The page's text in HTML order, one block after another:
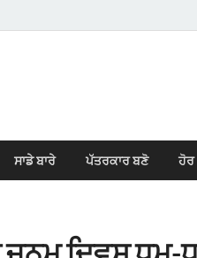
ਸਾਡੇ ਬਾਰੇ ਪੱਤਰਕਾਰ ਬਣੋ ਹੋਰ